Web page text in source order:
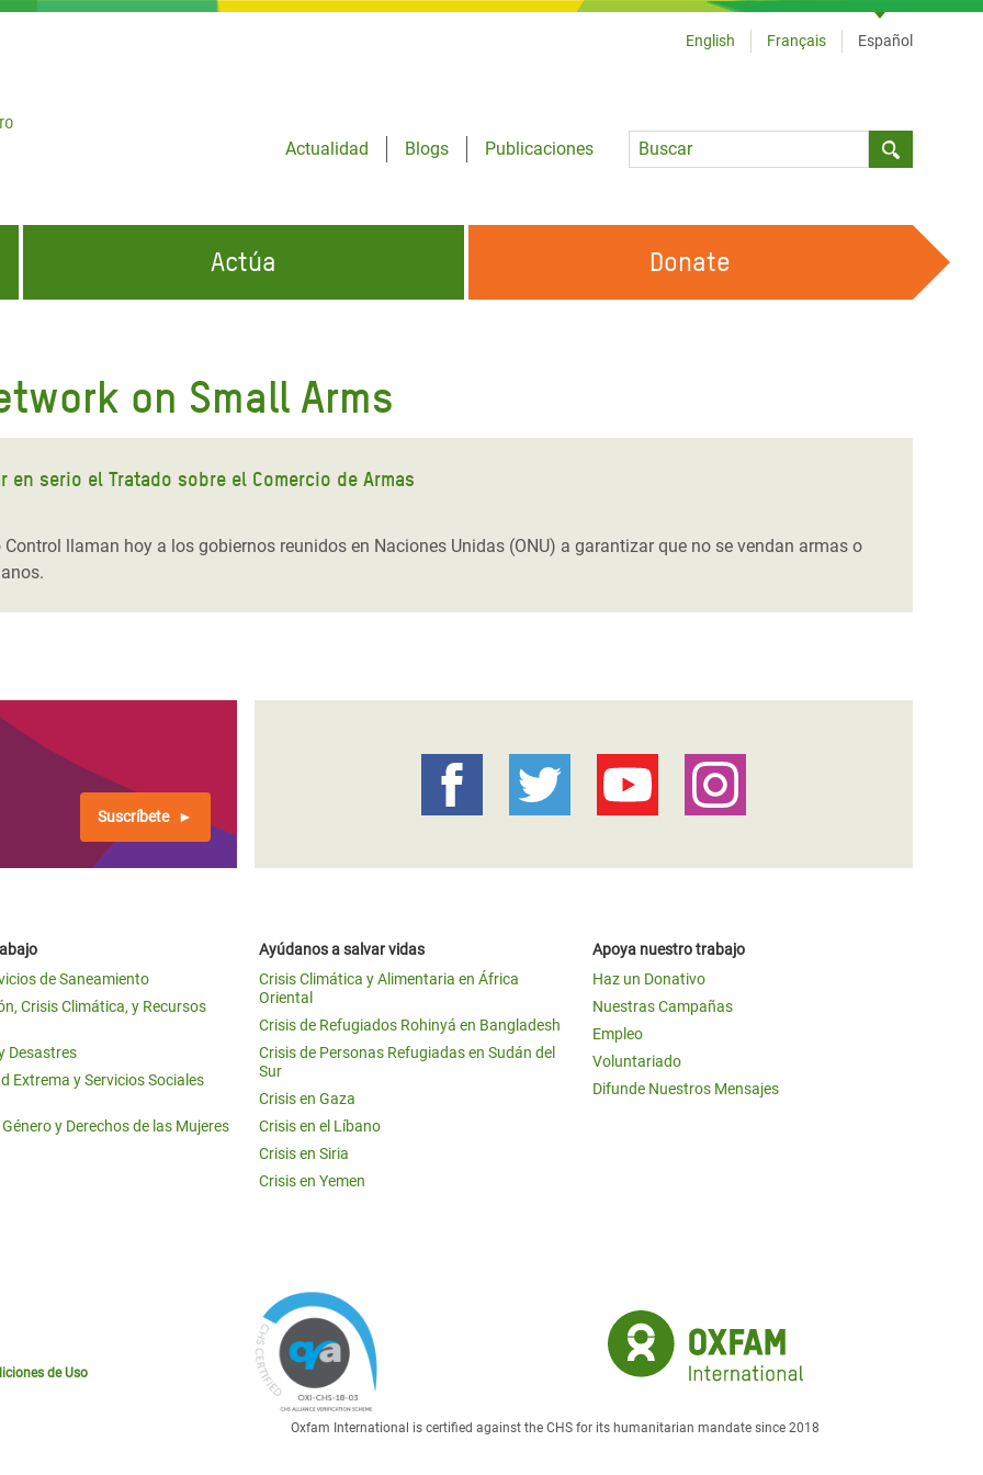
Actualidad
Blogs
Publicaciones
Language
English Français Español
Appeal
por la Crisis en
Oriental
del Sur
Siria
en Yemen
CONÓCENOS
Actúa Donate
on Small Arms
serio el Tratado sobre el Comercio de Armas
llaman hoy a los gobiernos reunidos en Naciones Unidas (ONU) a garantizar que no se vendan armas o
Suscríbete
de Saneamiento
Crisis Climática, y Recursos
Desastres
Extrema y Servicios Sociales
y Derechos de las Mujeres
Ayúdanos a salvar vidas
Crisis Climática y Alimentaria en África
Oriental
Crisis de Refugiados Rohinyá en Bangladesh
Crisis de Personas Refugiadas en Sudán del
Sur
Crisis en Gaza
Crisis en el Líbano
Crisis en Siria
Crisis en Yemen
Apoya nuestro trabajo
Haz un Donativo
Nuestras Campañas
Empleo
Voluntariado
Difunde Nuestros Mensajes
de Uso
Oxfam International is certified against the CHS for its humanitarian mandate since 2018